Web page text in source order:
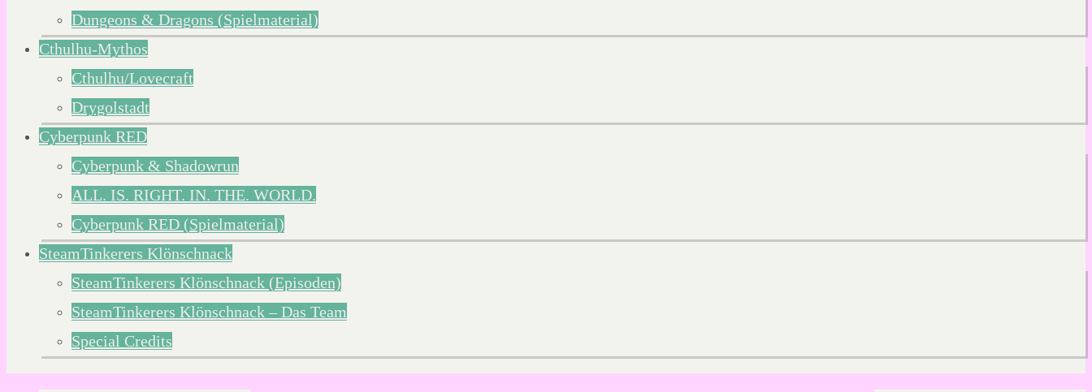
Dungeons & Dragons (Spielmaterial)
Cthulhu-Mythos
Cthulhu/Lovecraft
Drygolstadt
Cyberpunk RED
Cyberpunk & Shadowrun
ALL. IS. RIGHT. IN. THE. WORLD.
Cyberpunk RED (Spielmaterial)
SteamTinkerers Klönschnack
SteamTinkerers Klönschnack (Episoden)
SteamTinkerers Klönschnack – Das Team
Special Credits